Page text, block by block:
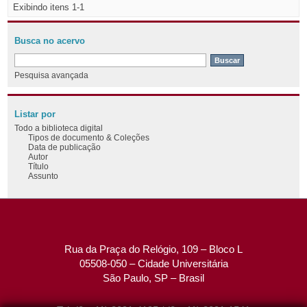
Exibindo itens 1-1
Busca no acervo
Pesquisa avançada
Listar por
Todo a biblioteca digital
Tipos de documento & Coleções
Data de publicação
Autor
Título
Assunto
Rua da Praça do Relógio, 109 – Bloco L
05508-050 – Cidade Universitária
São Paulo, SP – Brasil